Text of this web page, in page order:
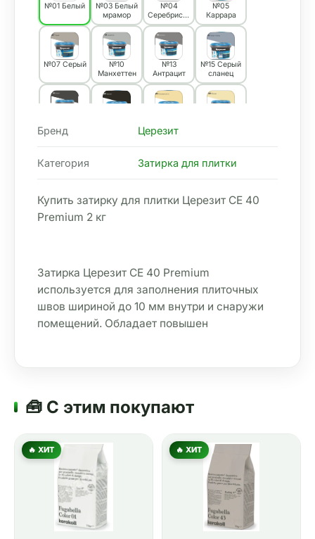
№01 Белый
№03 Белый
мрамор
№04
Серебристо
-серый
№05
Каррара
№07 Серый
№10
Манхеттен
№13
Антрацит
№15 Серый
сланец
Слоновая
№41 Натура №42 Латте
№43
№44
Светло-
№58
Тёмно-
Тёмный-
шоколад
Бренд Церезит
Категория Затирка для плитки
Купить затирку для плитки Церезит СЕ 40
Premium 2 кг
Затирка Церезит СЕ 40 Premium
используется для заполнения плиточных
швов шириной до 10 мм внутри и снаружи
помещений. Обладает повышен
🧰 С этим покупают
🔥 ХИТ 🔥 ХИТ